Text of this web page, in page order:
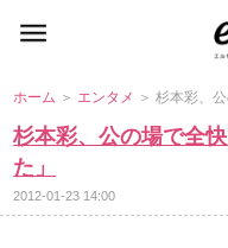
ホーム ＞ エンタメ ＞ 杉本彩、
杉本彩、公の場で全
た」
2012-01-23 14:00